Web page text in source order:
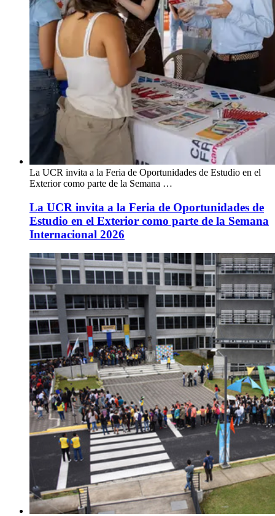
La UCR invita a la Feria de Oportunidades de Estudio en el
Exterior como parte de la Semana …
La UCR invita a la Feria de Oportunidades de
Estudio en el Exterior como parte de la Semana
Internacional 2026